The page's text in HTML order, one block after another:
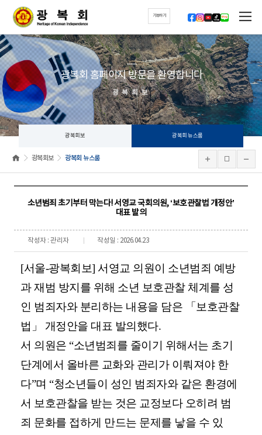
기부하기
광복회 홈페이지 방문을 환영합니다
광복회보
광복회보 광복회 뉴스룸
광복회보 광복회 뉴스룸
소년범죄 초기부터 막는다! 서영교 국회의원, ‘보호관찰법 개정안’
대표 발의
작성자 : 관리자 작성일 : 2026.04.23
[서울-광복회보] 서영교 의원이 소년범죄 예방
과 재범 방지를 위해 소년 보호관찰 체계를 성
인 범죄자와 분리하는 내용을 담은 「보호관찰
법」 개정안을 대표 발의했다.
서 의원은 “소년범죄를 줄이기 위해서는 초기
단계에서 올바른 교화와 관리가 이뤄져야 한
다”며 “청소년들이 성인 범죄자와 같은 환경에
서 보호관찰을 받는 것은 교정보다 오히려 범
죄 문화를 접하게 만드는 문제를 낳을 수 있